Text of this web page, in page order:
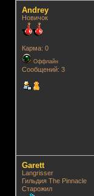
Andrey
Новичок
Карма: 0
Оффлайн
Сообщений: 3
Garett
Langrisser
Гильдия The Pinnacle
Старожил